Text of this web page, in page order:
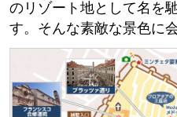
のリゾート地として名を
す。そんな素敵な景色に